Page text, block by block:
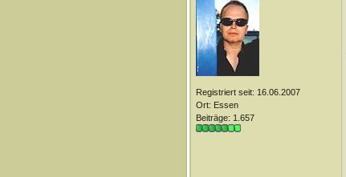
Registriert seit: 16.06.2007
Ort: Essen
Beiträge: 1.657